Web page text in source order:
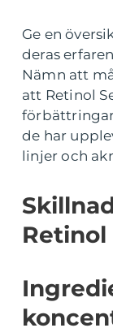
Ge en
deras
Nämn att
att Retinol
de har
linjer och